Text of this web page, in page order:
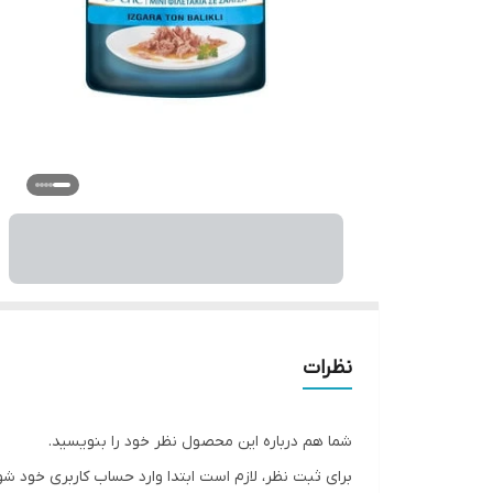
نظرات
شما هم درباره این محصول نظر خود را بنویسید.
برای ثبت نظر، لازم است ابتدا وارد حساب کاربری خود